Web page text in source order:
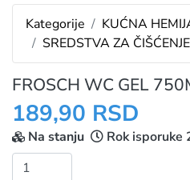
Kategorije
KUĆNA
SREDSTVA ZA
FROSCH WC GEL
189,90 RSD
Na stanju
Rok isporuke